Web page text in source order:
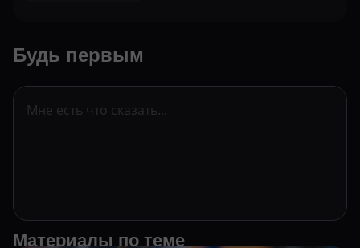
Будь первым
Материалы по теме